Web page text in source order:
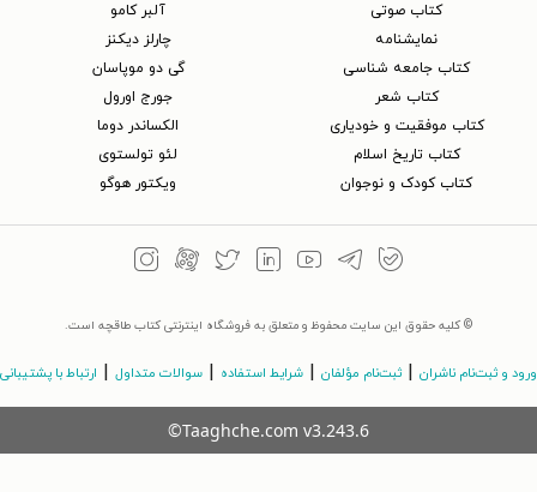
کتاب‌ صوتی
نمایشنامه
کتاب جامعه شناسی
کتاب شعر
کتاب موفقیت و خودیاری
کتاب تاریخ اسلام
کتاب کودک و نوجوان
آلبر کامو
چارلز دیکنز
گی دو موپاسان
جورج اورول
الکساندر دوما
لئو تولستوی
ویکتور هوگو
© کلیه حقوق این سایت محفوظ و متعلق به فروشگاه اینترنتی کتاب طاقچه است.
ورود و ثبت‌نام ناشران | ثبت‌نام مؤلفان | شرایط استفاده | سوالات متداول | ارتباط با پشتیبانی
©Taaghche.com v3.243.6